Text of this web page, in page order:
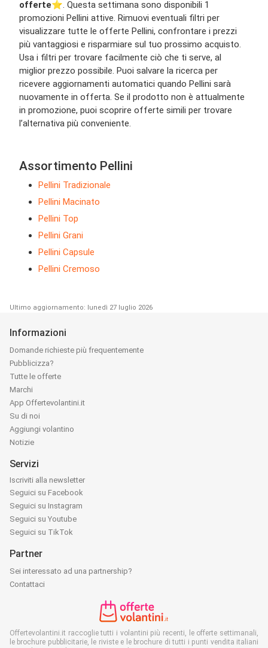
offerte⭐️. Questa settimana sono disponibili 1
promozioni Pellini attive. Rimuovi eventuali filtri per
visualizzare tutte le offerte Pellini, confrontare i prezzi
più vantaggiosi e risparmiare sul tuo prossimo acquisto.
Usa i filtri per trovare facilmente ciò che ti serve, al
miglior prezzo possibile. Puoi salvare la ricerca per
ricevere aggiornamenti automatici quando Pellini sarà
nuovamente in offerta. Se il prodotto non è attualmente
in promozione, puoi scoprire offerte simili per trovare
l’alternativa più conveniente.
Assortimento Pellini
Pellini Tradizionale
Pellini Macinato
Pellini Top
Pellini Grani
Pellini Capsule
Pellini Cremoso
Ultimo aggiornamento: lunedì 27 luglio 2026
Informazioni
Domande richieste più frequentemente
Pubblicizza?
Tutte le offerte
Marchi
App Offertevolantini.it
Su di noi
Aggiungi volantino
Notizie
Servizi
Iscriviti alla newsletter
Seguici su Facebook
Seguici su Instagram
Seguici su Youtube
Seguici su TikTok
Partner
Sei interessato ad una partnership?
Contattaci
Offertevolantini.it raccoglie tutti i volantini più recenti, le offerte settimanali,
le brochure pubblicitarie, le riviste e le brochure di tutti i punti vendita italiani